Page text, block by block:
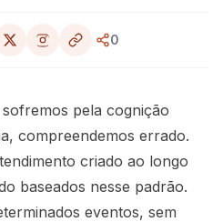
0
pela cognição
compreendemos errado.
criado ao longo
baseados nesse padrão.
eventos, sem